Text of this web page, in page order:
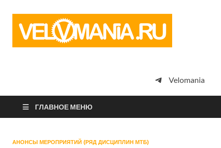
просто
Velomania
ГЛАВНОЕ МЕНЮ
АНОНСЫ МЕРОПРИЯТИЙ (РЯД ДИСЦИПЛИН МТБ)